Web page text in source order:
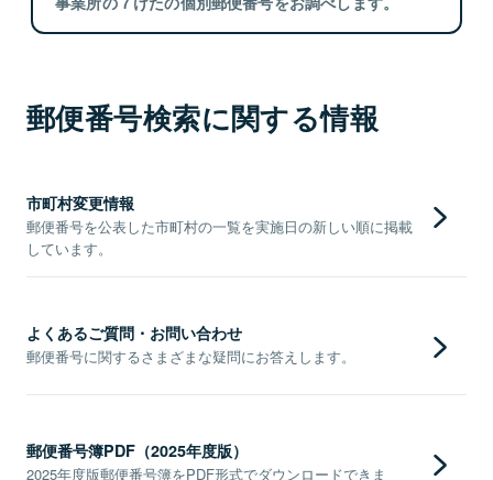
郵便番号検索に関する情報
市町村変更情報
郵便番号を公表した市町村の一覧を実施日の新しい順に掲載
しています。
よくあるご質問・お問い合わせ
郵便番号に関するさまざまな疑問にお答えします。
郵便番号簿PDF（2025年度版）
2025年度版郵便番号簿をPDF形式でダウンロードできま